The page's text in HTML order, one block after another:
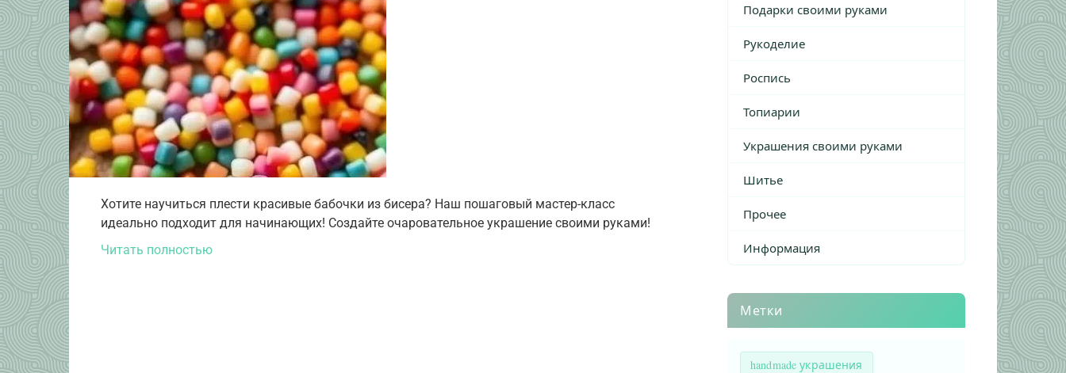
Хотите научиться плести красивые бабочки из бисера? Наш пошаговый мастер-класс
идеально подходит для начинающих! Создайте очаровательное украшение своими руками!
Читать полностью
Подарки своими руками
Рукоделие
Роспись
Топиарии
Украшения своими руками
Шитье
Прочее
Информация
Метки
handmade украшения